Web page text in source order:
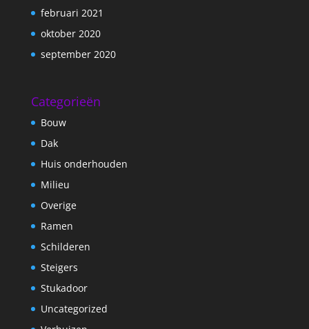
februari 2021
oktober 2020
september 2020
Categorieën
Bouw
Dak
Huis onderhouden
Milieu
Overige
Ramen
Schilderen
Steigers
Stukadoor
Uncategorized